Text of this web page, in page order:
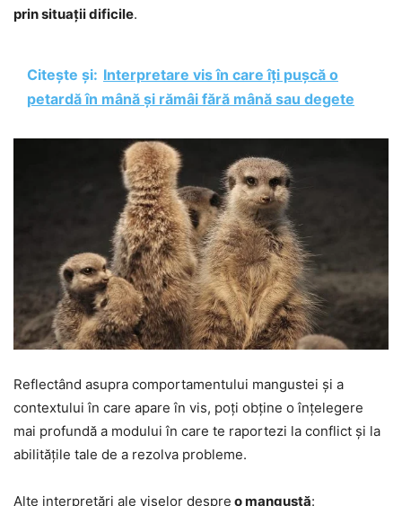
prin situații dificile.
Citește și: Interpretare vis în care îți pușcă o
petardă în mână și rămâi fără mână sau degete
Reflectând asupra comportamentului mangustei și a
contextului în care apare în vis, poți obține o înțelegere
mai profundă a modului în care te raportezi la conflict și la
abilitățile tale de a rezolva probleme.
Alte interpretări ale viselor despre o mangustă: